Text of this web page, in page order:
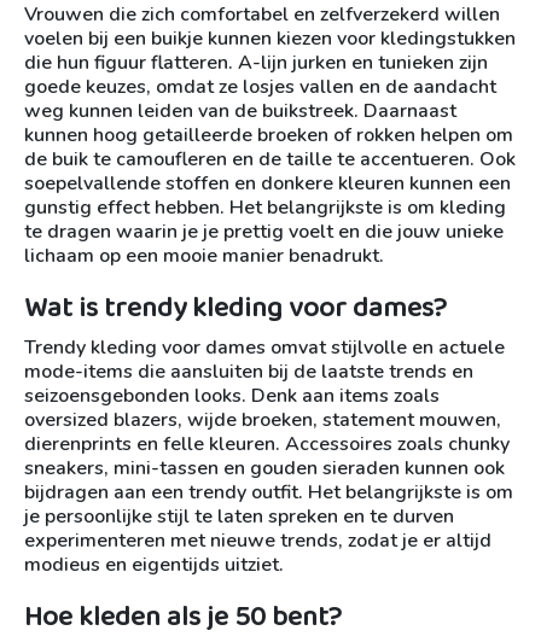
Vrouwen die zich comfortabel en zelfverzekerd willen
voelen bij een buikje kunnen kiezen voor kledingstukken
die hun figuur flatteren. A-lijn jurken en tunieken zijn
goede keuzes, omdat ze losjes vallen en de aandacht
weg kunnen leiden van de buikstreek. Daarnaast
kunnen hoog getailleerde broeken of rokken helpen om
de buik te camoufleren en de taille te accentueren. Ook
soepelvallende stoffen en donkere kleuren kunnen een
gunstig effect hebben. Het belangrijkste is om kleding
te dragen waarin je je prettig voelt en die jouw unieke
lichaam op een mooie manier benadrukt.
Wat is trendy kleding voor dames?
Trendy kleding voor dames omvat stijlvolle en actuele
mode-items die aansluiten bij de laatste trends en
seizoensgebonden looks. Denk aan items zoals
oversized blazers, wijde broeken, statement mouwen,
dierenprints en felle kleuren. Accessoires zoals chunky
sneakers, mini-tassen en gouden sieraden kunnen ook
bijdragen aan een trendy outfit. Het belangrijkste is om
je persoonlijke stijl te laten spreken en te durven
experimenteren met nieuwe trends, zodat je er altijd
modieus en eigentijds uitziet.
Hoe kleden als je 50 bent?